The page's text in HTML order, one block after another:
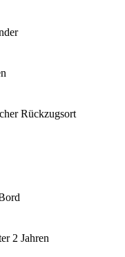
Rückzugsort
2 Jahren